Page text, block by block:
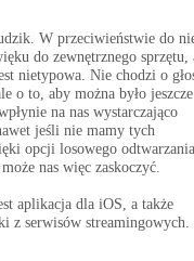
W przeciwieństwie do
do zewnętrznego sprzętu,
nietypowa. Nie chodzi o
o to, aby można było jeszcze
na nas wystarczająco
jeśli nie mamy tych
opcji losowego odtwarzania
nas więc zaskoczyć.
aplikacja dla iOS, a także
z serwisów streamingowych.